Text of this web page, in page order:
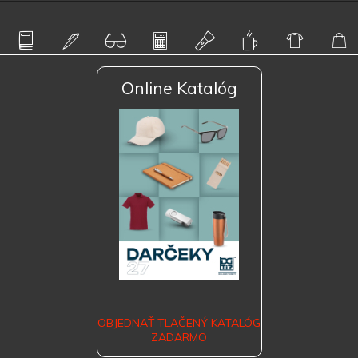
Online Katalóg
OBJEDNAŤ TLAČENÝ KATALÓG
ZADARMO